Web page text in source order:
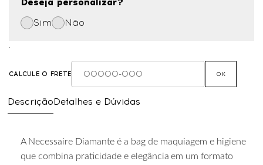
DescriçãoDetalhes e Dúvidas
A Necessaire Diamante é a bag de maquiagem e higiene
que combina praticidade e elegância em um formato
Sim
Não
,
CALCULE O FRETE OK